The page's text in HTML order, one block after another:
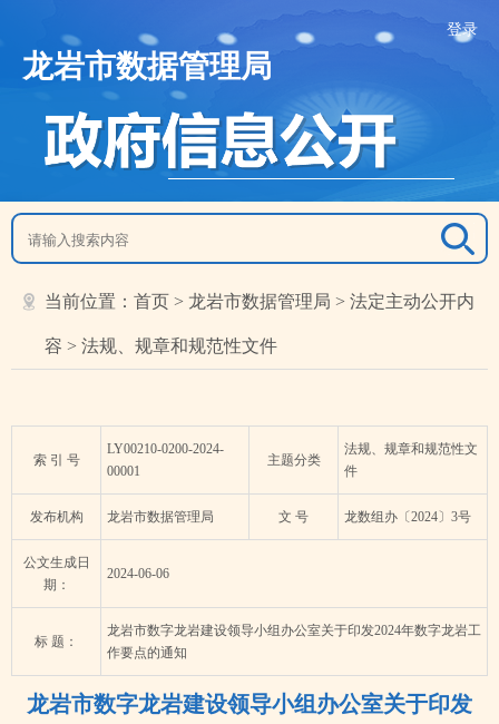
登录
龙岩市数据管理局
当前位置： 首页 > 龙岩市数据管理局 > 法定主动公开内
容 > 法规、规章和规范性文件
索 引 号
LY00210-0200-2024-
00001
主题分类
法规、规章和规范性文
件
发布机构 龙岩市数据管理局 文 号 龙数组办〔2024〕3号
公文生成日
期：
2024-06-06
标 题：
龙岩市数字龙岩建设领导小组办公室关于印发2024年数字龙岩工
作要点的通知
龙岩市数字龙岩建设领导小组办公室关于印发